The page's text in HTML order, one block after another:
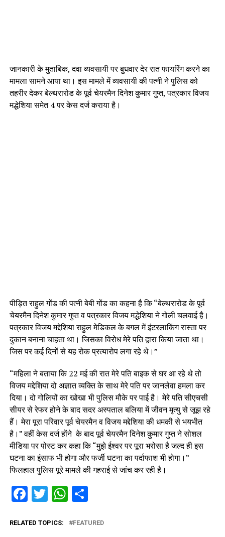
जानकारी के मुताबिक, दवा व्यवसायी पर बुधवार देर रात फायरिंग करने का
मामला सामने आया था। इस मामले में व्यवसायी की पत्नी ने पुलिस को
तहरीर देकर बेल्थरारोड के पूर्व चेयरमैन दिनेश कुमार गुप्त, पत्रकार विजय
मद्धेशिया समेत 4 पर केस दर्ज कराया है।
पीड़ित राहुल गोंड की पत्नी बेबी गोंड का कहना है कि “बेल्थरारोड के पूर्व
चेयरमैन दिनेश कुमार गुप्त व पत्रकार विजय मद्धेशिया ने गोली चलवाई है।
पत्रकार विजय मद्देशिया राहुल मेडिकल के बगल में इंटरलाकिंग रास्ता पर
दुकान बनाना चाहता था। जिसका विरोध मेरे पति द्वारा किया जाता था।
जिस पर कई दिनों से यह रोक प्रत्यारोप लगा रहे थे।”
“महिला ने बताया कि 22 मई की रात मेरे पति बाइक से घर आ रहे थे तो
विजय मद्देशिया दो अज्ञात व्यक्ति के साथ मेरे पति पर जानलेवा हमला कर
दिया। दो गोलियों का खोखा भी पुलिस मौके पर पाई है। मेरे पति सीएचसी
सीयर से रेफर होने के बाद सदर अस्पताल बलिया में जीवन मृत्यु से जूझ रहे
हैं। मेरा पूरा परिवार पूर्व चेयरमैन व विजय मद्देशिया की धमकी से भयभीत
है।” वहीं केस दर्ज होंने के बाद पूर्व चेयरमैन दिनेश कुमार गुप्त ने सोशल
मीडिया पर पोस्ट कर कहा कि “मुझे ईश्वर पर पूरा भरोसा है जल्द ही इस
घटना का इंसाफ भी होगा और फर्जी घटना का पर्दाफाश भी होगा।”
फिलहाल पुलिस पूरे मामले की गहराई से जांच कर रही है।
Facebook
TwitterWhatsApp
Share
RELATED TOPICS: FEATURED